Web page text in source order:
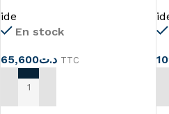
ide
En stock
د.ت65,600 TTC
AJOUTER AU PANIER